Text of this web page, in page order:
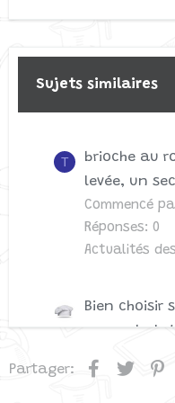
Sujets similaires
T
brioche au
levée, un
Commencé
Réponses: 0
Actualités
Bien choisir
pour robot
ce qu’un
Commencé
Partager: Facebook